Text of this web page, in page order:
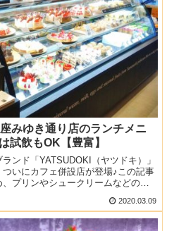
みゆき通り店のランチメニ
試飲もOK【豊富】
ンド「YATSUDOKI（ヤツドキ）」
いにカフェ併設店が登場♪この記事
プリンやシュークリームなどのテ
2020.03.09